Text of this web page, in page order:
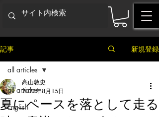
記事 新規登録
all articles
English
all articles
夏にペースを落として走る
高山敦史
2024年8月15日